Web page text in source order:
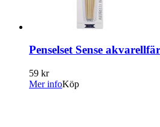
Penselset Sense
59 kr
Mer infoKöp